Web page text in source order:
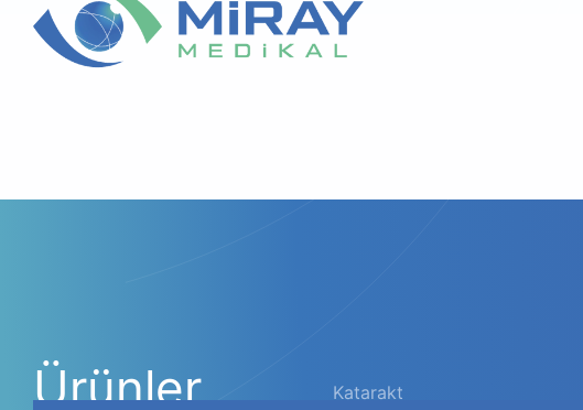
Ürünler Katarakt